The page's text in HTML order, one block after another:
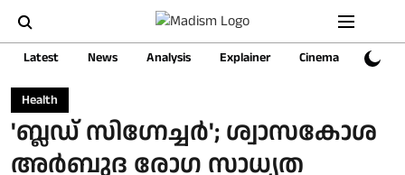
Latest News Analysis Explainer Cinema Sports
Health
'ബ്ലഡ് സിഗ്നേച്ചർ'; ശ്വാസകോശ
അർബുദ രോഗ സാധ്യത